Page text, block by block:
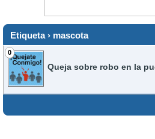
Etiqueta › mascota
0
Queja sobre robo en la